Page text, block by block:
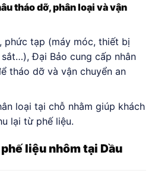
tháo dỡ, phân loại và vận
phức tạp (máy móc, thiết bị
Đại Bảo cung cấp nhân
tháo dỡ và vận chuyển an
loại tại chỗ nhằm giúp khách
lại từ phế liệu.
liệu nhôm tại Dầu